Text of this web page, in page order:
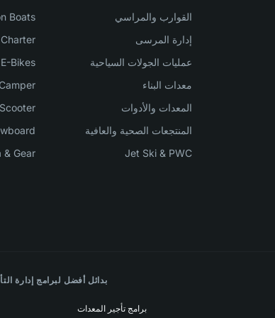
القوارب والمراسي
إدارة المرسى
عمليات الجولات السياحية
معدات البناء
المعدات والأدوات
المنتجعات الصحية والعافية
Jet Ski & PWC
Boats
E-Bikes
& Gear
بدائل أفضل لبرامج إدارة
برامج تأجير المعدات